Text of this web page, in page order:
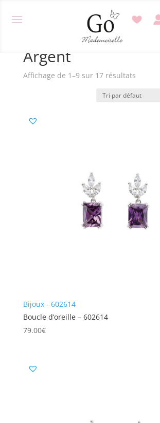
/ Produit Matière bijoux / Argent
Argent
Affichage de 1–9 sur 17 résultats
Bijoux - 602614
Boucle d’oreille – 602614
79.00€